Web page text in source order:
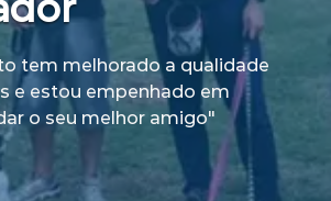
tem melhorado a qualidade
e estou empenhado em
o seu melhor amigo"